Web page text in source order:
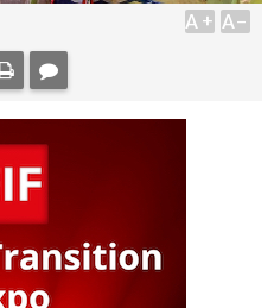
A+ A-